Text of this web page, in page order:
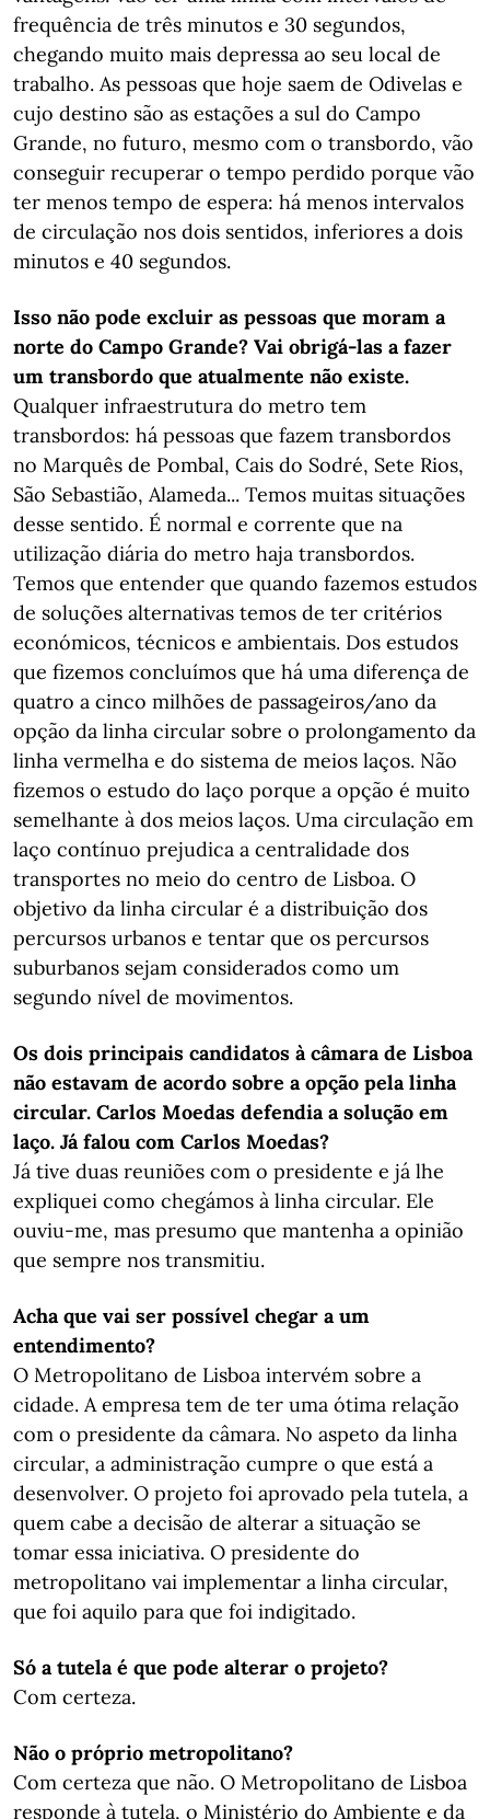
frequência de três minutos e 30 segundos,
chegando muito mais depressa ao seu local de
trabalho. As pessoas que hoje saem de Odivelas e
cujo destino são as estações a sul do Campo
Grande, no futuro, mesmo com o transbordo, vão
conseguir recuperar o tempo perdido porque vão
ter menos tempo de espera: há menos intervalos
de circulação nos dois sentidos, inferiores a dois
minutos e 40 segundos.
Isso não pode excluir as pessoas que moram a
norte do Campo Grande? Vai obrigá-las a fazer
um transbordo que atualmente não existe.
Qualquer infraestrutura do metro tem
transbordos: há pessoas que fazem transbordos
no Marquês de Pombal, Cais do Sodré, Sete Rios,
São Sebastião, Alameda... Temos muitas situações
desse sentido. É normal e corrente que na
utilização diária do metro haja transbordos.
Temos que entender que quando fazemos estudos
de soluções alternativas temos de ter critérios
económicos, técnicos e ambientais. Dos estudos
que fizemos concluímos que há uma diferença de
quatro a cinco milhões de passageiros/ano da
opção da linha circular sobre o prolongamento da
linha vermelha e do sistema de meios laços. Não
fizemos o estudo do laço porque a opção é muito
semelhante à dos meios laços. Uma circulação em
laço contínuo prejudica a centralidade dos
transportes no meio do centro de Lisboa. O
objetivo da linha circular é a distribuição dos
percursos urbanos e tentar que os percursos
suburbanos sejam considerados como um
segundo nível de movimentos.
Os dois principais candidatos à câmara de Lisboa
não estavam de acordo sobre a opção pela linha
circular. Carlos Moedas defendia a solução em
laço. Já falou com Carlos Moedas?
Já tive duas reuniões com o presidente e já lhe
expliquei como chegámos à linha circular. Ele
ouviu-me, mas presumo que mantenha a opinião
que sempre nos transmitiu.
Acha que vai ser possível chegar a um
entendimento?
O Metropolitano de Lisboa intervém sobre a
cidade. A empresa tem de ter uma ótima relação
com o presidente da câmara. No aspeto da linha
circular, a administração cumpre o que está a
desenvolver. O projeto foi aprovado pela tutela, a
quem cabe a decisão de alterar a situação se
tomar essa iniciativa. O presidente do
metropolitano vai implementar a linha circular,
que foi aquilo para que foi indigitado.
Só a tutela é que pode alterar o projeto?
Com certeza.
Não o próprio metropolitano?
Com certeza que não. O Metropolitano de Lisboa
responde à tutela, o Ministério do Ambiente e da